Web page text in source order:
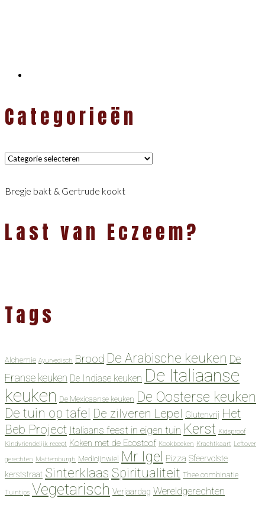
Categorieën
Categorieën
Bregje bakt & Gertrude kookt
Last van Eczeem?
Tags
Alchemie Ayurvedisch Brood De Arabische keuken De
Franse keuken De Indiase keuken De Italiaanse
keuken De Mexicaanse keuken De Oosterse keuken
De tuin op tafel De zilveren Lepel Glutenvrij Het
Beb Project Italiaans feest in eigen tuin Kerst Kidsproof
Kindvriendelijk recept Koken met de Ecostoof Kookboeken Krachtkaart Leftover
gerechten Mattemburgh Medicijnwiel Mr Igel Pizza Sfeervolste
kerststraat Sinterklaas Spiritualiteit Thee combinatie
Tuintips Vegetarisch Verjaardag Wereldgerechten